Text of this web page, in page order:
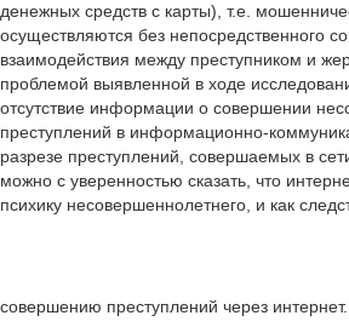
денежных средств с карты), т.е.
осуществляются без непосредственного
взаимодействия между преступником и
проблемой выявленной в ходе
отсутствие информации о совершении
преступлений в информационно-
разрезе преступлений, совершаемых в
можно с уверенностью сказать, что
психику несовершеннолетнего, и как
совершению преступлений через интернет.